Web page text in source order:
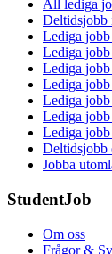
All lediga
Deltidsjobb
Lediga
Lediga
Lediga
Lediga
Lediga
Lediga
Lediga
Deltidsjobb
Jobba
StudentJob
Om oss
Frågor &